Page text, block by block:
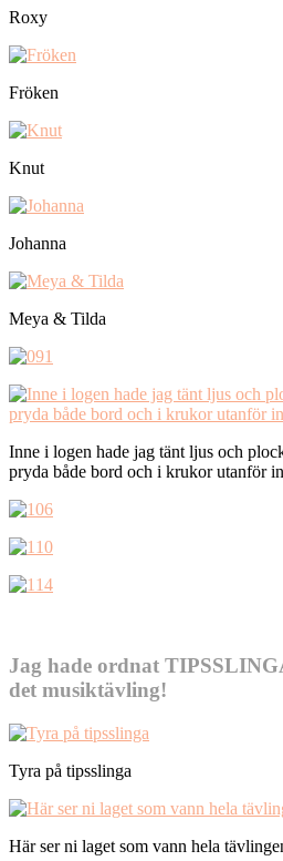
Roxy
Fröken
Knut
Johanna
Meya & Tilda
Inne i logen hade jag tänt ljus och
pryda både bord och i krukor utanför
Jag hade ordnat
det musiktävling!
Tyra på tipsslinga
Här ser ni laget som vann hela